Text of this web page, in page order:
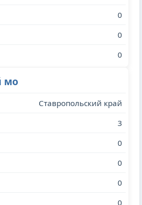
0
0
0
мо
Ставропольский край
3
0
0
0
0